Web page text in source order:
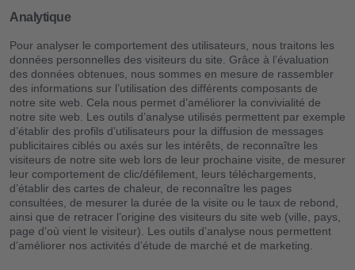
À propos de nous
Clanq Kidsbanking
Investments
Analytique
Pour analyser le comportement des utilisateurs, nous traitons les
données personnelles des visiteurs du site. Grâce à l’évaluation
des données obtenues, nous sommes en mesure de rassembler
des informations sur l’utilisation des différents composants de
notre site web. Cela nous permet d’améliorer la convivialité de
notre site web. Les outils d’analyse utilisés permettent par exemple
d’établir des profils d’utilisateurs pour la diffusion de messages
publicitaires ciblés ou axés sur les intérêts, de reconnaître les
visiteurs de notre site web lors de leur prochaine visite, de mesurer
leur comportement de clic/défilement, leurs téléchargements,
d’établir des cartes de chaleur, de reconnaître les pages
consultées, de mesurer la durée de la visite ou le taux de rebond,
ainsi que de retracer l’origine des visiteurs du site web (ville, pays,
page d’où vient le visiteur). Les outils d’analyse nous permettent
d’améliorer nos activités d’étude de marché et de marketing.